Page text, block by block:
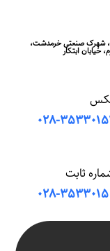
شهرک صنعتی خرمدشت،
خیابان ابتکار
۳۵۳۳۰۱۵۲
ثابت
۳۵۳۳۰۱۵۰